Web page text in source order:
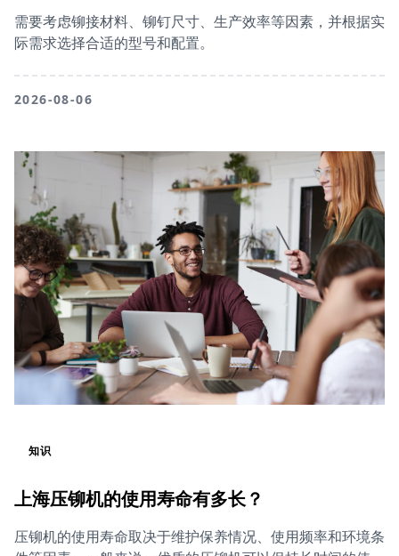
需要考虑铆接材料、铆钉尺寸、生产效率等因素，并根据实
际需求选择合适的型号和配置。
2026-08-06
知识
上海压铆机的使用寿命有多长？
压铆机的使用寿命取决于维护保养情况、使用频率和环境条